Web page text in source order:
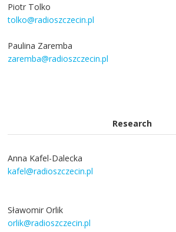
Piotr Tolko
tolko@radioszczecin.pl
Paulina Zaremba
zaremba@radioszczecin.pl
Research
Anna Kafel-Dalecka
kafel@radioszczecin.pl
Sławomir Orlik
orlik@radioszczecin.pl